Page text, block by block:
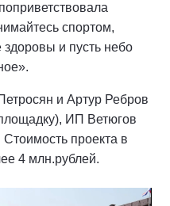
спортом,
и пусть небо
и Артур Ребров
ИП Ветюгов
проекта в
4 млн.рублей.